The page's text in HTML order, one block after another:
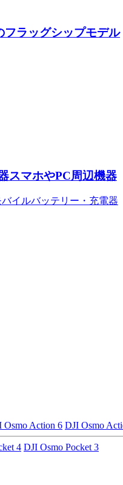
フラッグシップモデル
スマホやPC周辺機器
バイルバッテリー・充電器
Osmo Action 6 DJI Osmo
4 DJI Osmo Pocket 3